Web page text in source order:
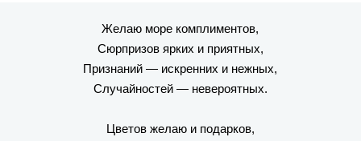
Желаю море комплиментов,
Сюрпризов ярких и приятных,
Признаний — искренних и нежных,
Случайностей — невероятных.
Цветов желаю и подарков,